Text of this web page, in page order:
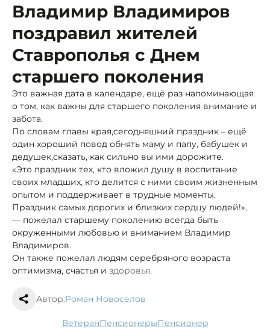
Владимир Владимиров
поздравил жителей
Ставрополья с Днем
старшего поколения
Это важная дата в календаре, ещё раз напоминающая
о том, как важны для старшего поколения внимание и
забота.
По словам главы края,сегодняшний праздник – ещё
один хороший повод обнять маму и папу, бабушек и
дедушек,сказать, как сильно вы ими дорожите.
«Это праздник тех, кто вложил душу в воспитание
своих младших, кто делится с ними своим жизненным
опытом и поддерживает в трудные моменты.
Праздник самых дорогих и близких сердцу людей!»,
— пожелал старшему поколению всегда быть
окруженными любовью и вниманием Владимир
Владимиров.
Он также пожелал людям серебряного возраста
оптимизма, счастья и здоровья.
Автор:Роман Новоселов
ветеран пенсионеры
пенсионер